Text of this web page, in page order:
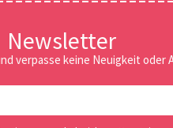
Newsletter
verpasse keine Neuigkeit oder